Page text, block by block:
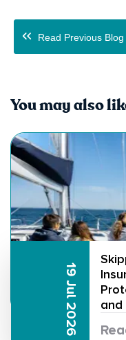
Read Previous Blog
You may also
19 Jul 2026
and